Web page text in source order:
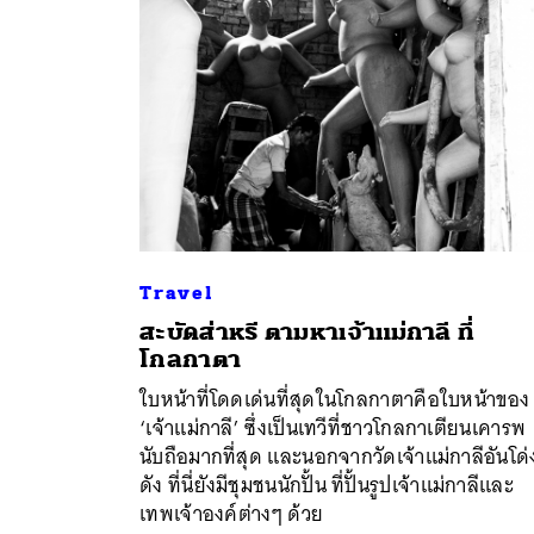
Travel
สะบัดส่าหรี ตามหาเจ้าแม่กาลี ที่
โกลกาตา
ใบหน้าที่โดดเด่นที่สุดในโกลกาตาคือใบหน้าของ
‘เจ้าแม่กาลี’ ซึ่งเป็นเทวีที่ชาวโกลกาเตียนเคารพ
นับถือมากที่สุด และนอกจากวัดเจ้าแม่กาลีอันโด่
ดัง ที่นี่ยังมีชุมชนนักปั้น ที่ปั้นรูปเจ้าแม่กาลีและ
เทพเจ้าองค์ต่างๆ ด้วย